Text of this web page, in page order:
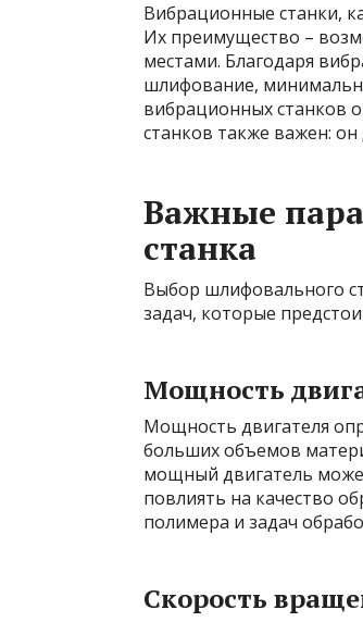
Вибрационные станки,
Их преимущество –
местами. Благодаря
шлифование,
вибрационных станков
станков также важен:
Важные
станка
Выбор шлифовального
задач, которые
Мощность
Мощность двигателя
больших объемов
мощный двигатель
повлиять на качество
полимера и задач
Скорость